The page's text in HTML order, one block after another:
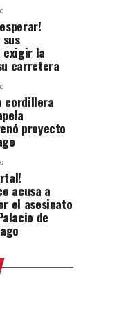
exigir la
carretera
cordillera
proyecto
acusa a
el asesinato
de